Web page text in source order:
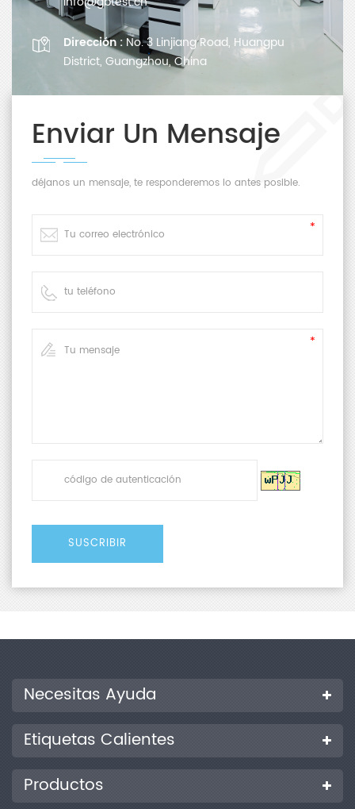
Dirección : No. 3 Linjiang Road, Huangpu
District, Guangzhou, China
Enviar Un Mensaje
déjanos un mensaje, te responderemos lo antes posible.
Necesitas Ayuda
Etiquetas Calientes
Productos